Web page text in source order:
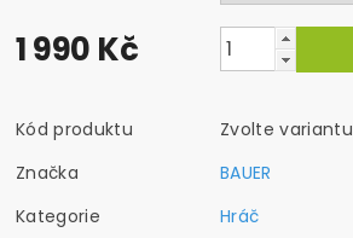
1 990 Kč
Kód produktu
Zvolte variantu
Značka
BAUER
Kategorie
Hráč